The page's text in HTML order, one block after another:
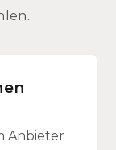
Anbieter